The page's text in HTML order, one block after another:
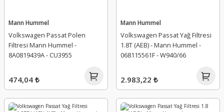
Mann Hummel
Volkswagen Passat Polen
Filtresi Mann Hummel -
8A0819439A - CU3955
474,04 ₺
Mann Hummel
Volkswagen Passat Yağ Filtresi
1.8T (AEB) - Mann Hummel -
068115561F - W940/66
2.983,22 ₺